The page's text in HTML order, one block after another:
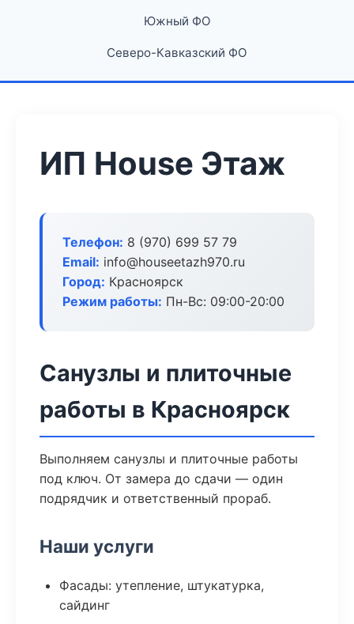
Южный ФО
Северо-Кавказский ФО
ИП House Этаж
Телефон: 8 (970) 699 57 79
Email: info@houseetazh970.ru
Город: Красноярск
Режим работы: Пн-Вс: 09:00-20:00
Санузлы и плиточные
работы в Красноярск
Выполняем санузлы и плиточные работы
под ключ. От замера до сдачи — один
подрядчик и ответственный прораб.
Наши услуги
Фасады: утепление, штукатурка,
сайдинг